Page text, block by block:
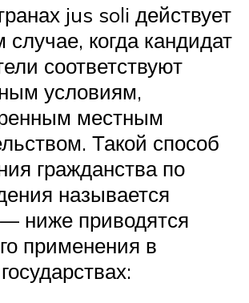
jus soli действует
когда кандидат
соответствуют
условиям,
местным
Такой способ
гражданства по
называется
ниже приводятся
применения в